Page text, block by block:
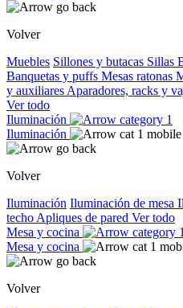
Volver
Muebles Sillones y butacas Sillas
Banquetas y puffs Mesas ratonas
y auxiliares Aparadores, racks y
Ver todo
Iluminación
Iluminación
Volver
Iluminación Iluminación de mesa
techo Apliques de pared Ver todo
Mesa y cocina
Mesa y cocina
Volver